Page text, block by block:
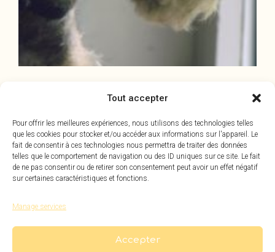
Tout accepter
Pour offrir les meilleures expériences, nous utilisons des technologies telles
que les cookies pour stocker et/ou accéder aux informations sur l'appareil. Le
fait de consentir à ces technologies nous permettra de traiter des données
telles que le comportement de navigation ou des ID uniques sur ce site. Le fait
de ne pas consentir ou de retirer son consentement peut avoir un effet négatif
sur certaines caractéristiques et fonctions.
Manage services
Accepter
Ilsegret Messerknecht
Ch. d’Arche 25A, 1870 Monthey
024 471 33 88/079 630 51 48
ecole-pension-chien@messerknecht.ch
École d'éducation canine
Jerry&Lewis